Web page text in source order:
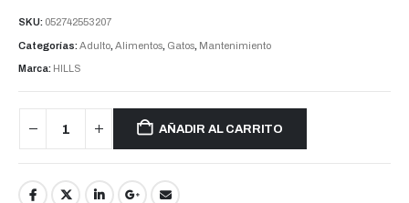
SKU: 052742553207
Categorías:Adulto, Alimentos, Gatos, Mantenimiento
Marca: HILLS
AÑADIR AL CARRITO